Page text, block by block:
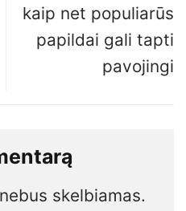
kaip net populiarūs
papildai gali tapti
pavojingi
skelbiamas.